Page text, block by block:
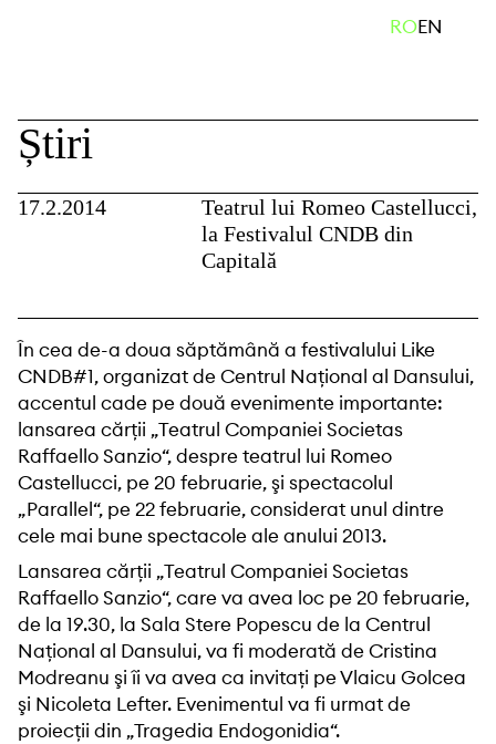
ROEN
Știri
17.2.2014
Teatrul lui Romeo Castellucci,
la Festivalul CNDB din
Capitală
În cea de-a doua săptămână a festivalului Like
CNDB#1, organizat de Centrul Naţional al Dansului,
accentul cade pe două evenimente importante:
lansarea cărţii „Teatrul Companiei Societas
Raffaello Sanzio“, despre teatrul lui Romeo
Castellucci, pe 20 februarie, şi spectacolul
„Parallel“, pe 22 februarie, considerat unul dintre
cele mai bune spectacole ale anului 2013.
Lansarea cărţii „Teatrul Companiei Societas
Raffaello Sanzio“, care va avea loc pe 20 februarie,
de la 19.30, la Sala Stere Popescu de la Centrul
Naţional al Dansului, va fi moderată de Cristina
Modreanu şi îi va avea ca invitaţi pe Vlaicu Golcea
şi Nicoleta Lefter. Evenimentul va fi urmat de
proiecţii din „Tragedia Endogonidia“.